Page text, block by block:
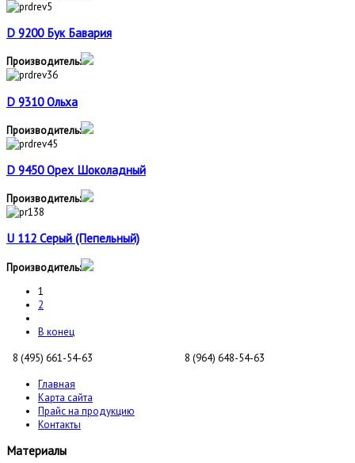
D 9200 Бук Бавария
Производитель:
D 9310 Ольха
Производитель:
D 9450 Орех Шоколадный
Производитель:
U 112 Серый (Пепельный)
Производитель:
1
2
В конец
8 (495) 661-54-63
8 (964) 648-54-63
Главная
Карта сайта
Прайс на продукцию
Контакты
Материалы